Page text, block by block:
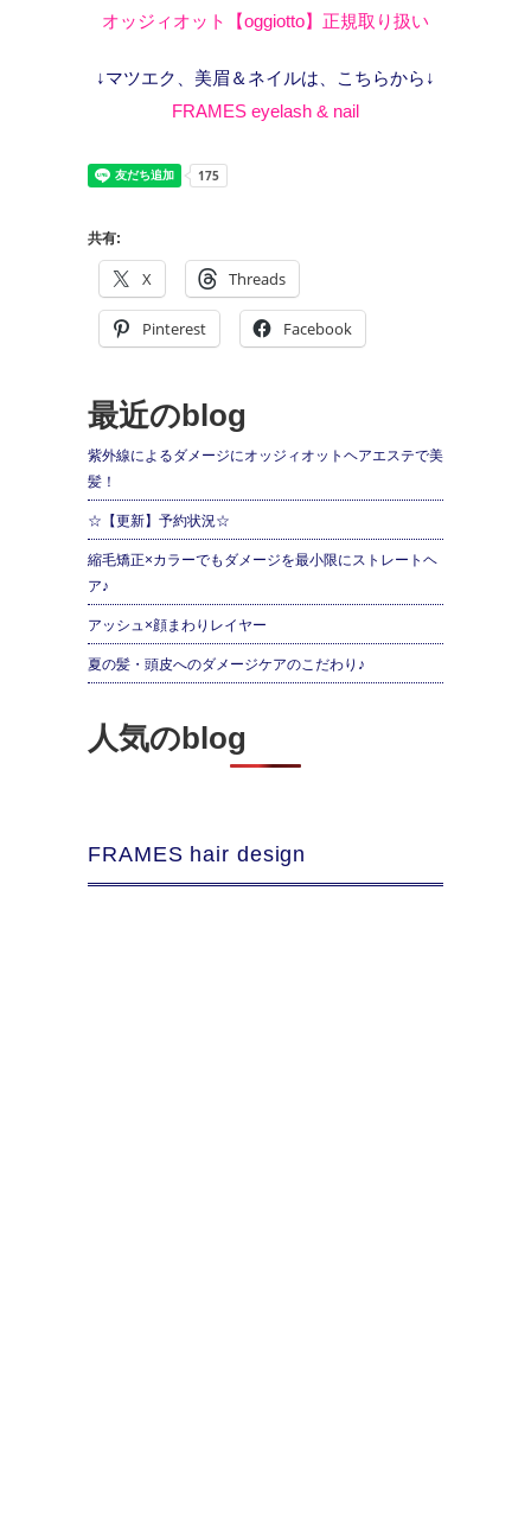
オッジィオット【oggiotto】正規取り扱い
↓マツエク、美眉＆ネイルは、こちらから↓
FRAMES eyelash & nail
共有:
X Threads
Pinterest Facebook
最近のblog
紫外線によるダメージにオッジィオットヘアエステで美
髪！
☆【更新】予約状況☆
縮毛矯正×カラーでもダメージを最小限にストレートヘ
ア♪
アッシュ×顔まわりレイヤー
夏の髪・頭皮へのダメージケアのこだわり♪
人気のblog
FRAMES hair design